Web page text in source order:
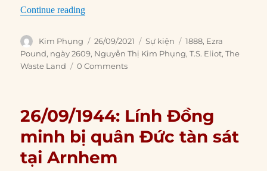
Continue reading“26/09/1888: Ngày sinh T.S. Eliot”
Author
Kim Phụng
Posted
on
26/09/2021 Categories
Sự kiện Tags
1888, Ezra
Pound, ngày 2609, Nguyễn Thị Kim Phụng,T.S. Eliot,The
Waste Land
0 Comments
26/09/1944: Lính Đồng
minh bị quân Đức tàn sát
tại Arnhem